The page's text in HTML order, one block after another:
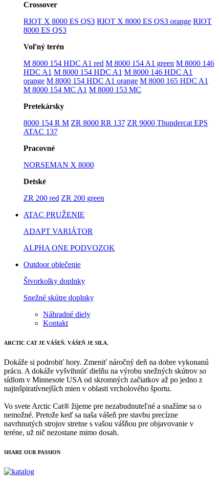
Crossover
RIOT X 8000 ES QS3 RIOT X 8000 ES QS3 orange RIOT
8000 ES QS3
Voľný terén
M 8000 154 HDC A1 red M 8000 154 A1 green M 8000 146
HDC A1 M 8000 154 HDC A1 M 8000 146 HDC A1
orange M 8000 154 HDC A1 orange M 8000 165 HDC A1
M 8000 154 MC A1 M 8000 153 MC
Pretekársky
8000 154 R M ZR 8000 RR 137 ZR 9000 Thundercat EPS
ATAC 137
Pracovné
NORSEMAN X 8000
Detské
ZR 200 red ZR 200 green
ATAC PRUŽENIE
ADAPT VARIÁTOR
ALPHA ONE PODVOZOK
Outdoor oblečenie
Štvorkolky doplnky
Snežné skútre doplnky
Náhradné diely
Kontakt
ARCTIC CATJE VÁŠEŇ. VÁŠEŇ JE SILA.
Dokáže si podrobiť hory. Zmeniť náročný deň na dobre vykonanú
prácu. A dokáže vyšvihnúť dielňu na výrobu snežných skútrov so
sídlom v Minnesote USA od skromných začiatkov až po jedno z
najinšpiratívnejších mien v oblasti vrcholového športu.
Vo svete Arctic Cat® žijeme pre nezabudnuteľné a snažíme sa o
nemožné. Pretože keď sa naša vášeň pre stavbu precízne
navrhnutých strojov stretne s vašou vášňou pre objavovanie v
teréne, už nič nezostane mimo dosah.
SHARE OUR PASSION